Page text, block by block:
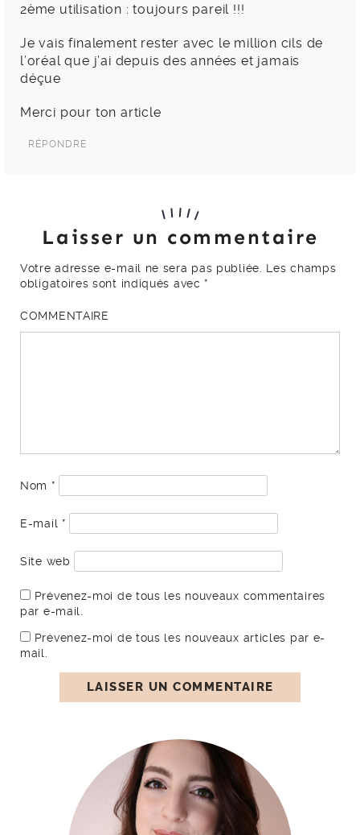
2ème utilisation : toujours pareil !!!
Je vais finalement rester avec le million cils de
l’oréal que j’ai depuis des années et jamais
déçue
Merci pour ton article
RÉPONDRE
Laisser un commentaire
Votre adresse e-mail ne sera pas publiée.
Les champs
obligatoires sont indiqués avec *
COMMENTAIRE
Nom *
E-mail *
Site web
Prévenez-moi de tous les nouveaux commentaires
par e-mail.
Prévenez-moi de tous les nouveaux articles par e-
mail.